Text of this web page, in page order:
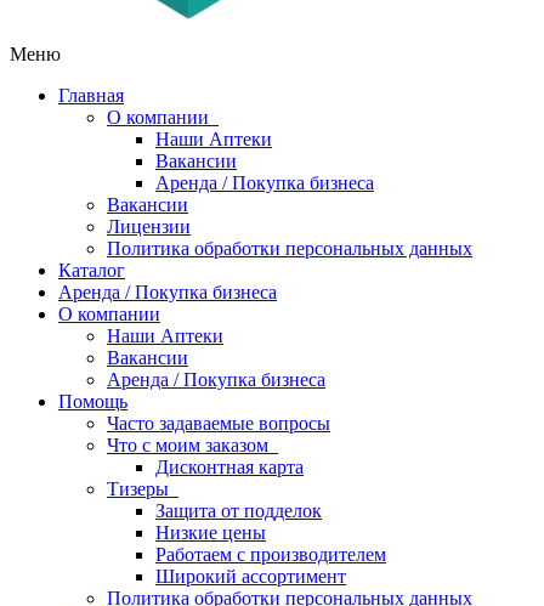
Меню
Главная
О компании
Наши Аптеки
Вакансии
Аренда / Покупка бизнеса
Вакансии
Лицензии
Политика обработки персональных данных
Каталог
Аренда / Покупка бизнеса
О компании
Наши Аптеки
Вакансии
Аренда / Покупка бизнеса
Помощь
Часто задаваемые вопросы
Что с моим заказом
Дисконтная карта
Тизеры
Защита от подделок
Низкие цены
Работаем с производителем
Широкий ассортимент
Политика обработки персональных данных